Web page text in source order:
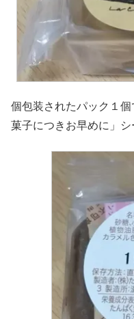
個包装されたパック１
菓子につきお早めに」シ